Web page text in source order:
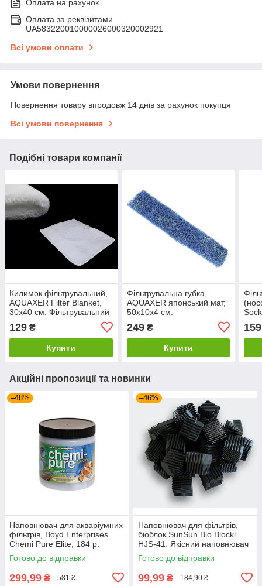
Оплата на рахунок
Оплата за реквізитами
UA583220010000026000320002921
Всі умови оплати
Умови повернення
Повернення товару впродовж 14 днів за рахунок покупця
Всі умови повернення
Подібні товари компанії
Килимок фільтрувальний,
AQUAXER Filter Blanket,
30x40 см. Фільтрувальний
очищення
129 ₴
Купити
Фільтрувальна губка,
AQUAXER японський мат,
50х10х4 см.
ставкових і зовнішніх
фільтрах
249₴
Купити
159
Акційні пропозиції та новинки
–48%
Наповнювач для акваріумних
фільтрів, Boyd Enterprises
Chemi Pure Elite, 184 р.
Готово до відправки
299,99 ₴ 581 ₴
–46%
Наповнювач для фільтрів,
біоблок SunSun Bio Blockl
HJS-41. Якісний наповнювач
для біофільтрів
Готово до відправки
99,99 ₴ 184,90 ₴